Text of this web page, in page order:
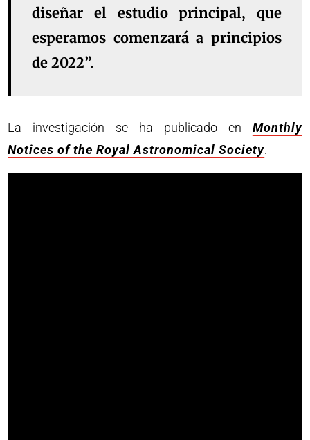
diseñar el estudio principal, que
esperamos comenzará a principios
de 2022”.
La investigación se ha publicado en Monthly
Notices of the Royal Astronomical Society.